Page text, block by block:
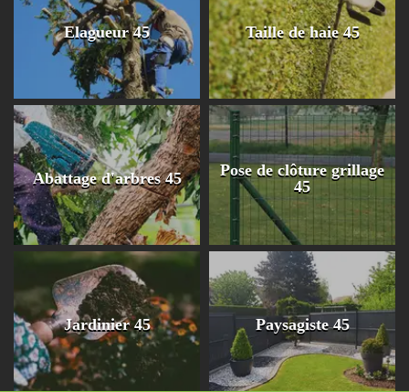
Elagueur 45 Taille de haie 45
Abattage d'arbres 45
Pose de clôture grillage
45
Jardinier 45 Paysagiste 45